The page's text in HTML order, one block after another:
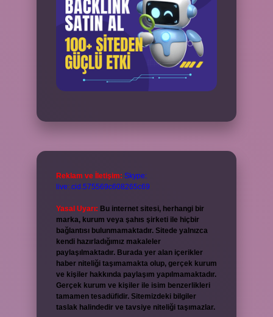
Reklam ve İletişim: Skype:
live:.cid.575569c608265c69
Yasal Uyarı: Bu internet sitesi, herhangi bir
marka, kurum veya şahıs şirketi ile hiçbir
bağlantısı bulunmamaktadır. Sitede yalnızca
kendi hazırladığımız makaleler
paylaşılmaktadır. Burada yer alan içerikler
haber niteliği taşımamakta olup, gerçek kurum
ve kişiler hakkında paylaşım yapılmamaktadır.
Gerçek kurum ve kişiler ile isim benzerlikleri
tamamen tesadüfidir. Sitemizdeki bilgiler
taslak halindedir ve tavsiye niteliği taşımazlar.